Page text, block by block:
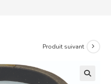
Produit suivant